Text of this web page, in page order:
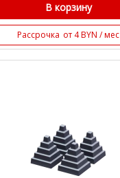
В корзину
Рассрочка от 4 BYN / мес